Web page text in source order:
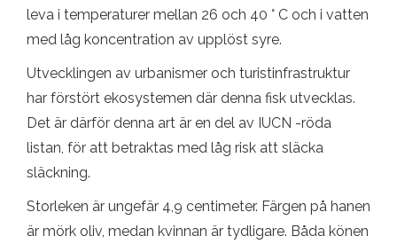
leva i temperaturer mellan 26 och 40 ° C och i vatten
med låg koncentration av upplöst syre.
Utvecklingen av urbanismer och turistinfrastruktur
har förstört ekosystemen där denna fisk utvecklas.
Det är därför denna art är en del av IUCN -röda
listan, för att betraktas med låg risk att släcka
släckning.
Storleken är ungefär 4,9 centimeter. Färgen på hanen
är mörk oliv, medan kvinnan är tydligare. Båda könen